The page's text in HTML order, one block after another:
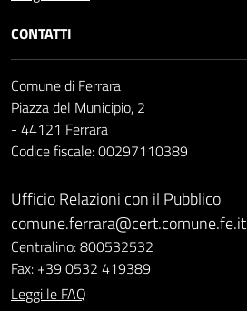
CONTATTI
Comune di Ferrara
Piazza del Municipio, 2
- 44121 Ferrara
Codice fiscale: 00297110389
Ufficio Relazioni con il Pubblico
comune.ferrara@cert.comune.fe.it
Centralino: 800532532
Fax: +39 0532 419389
Leggi le FAQ